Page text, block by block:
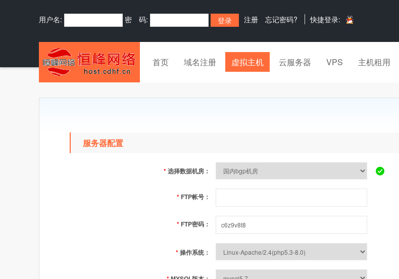
用户名: 密 码: 注册 忘记密码? 快捷登录:
首页 域名注册 虚拟主机 云服务器 VPS 主机租用
服务器配置
*选择数据机房：
* FTP帐号：
* FTP密码：
*操作系统：